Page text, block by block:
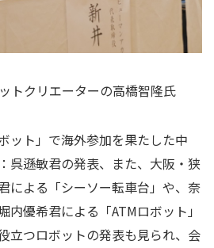
トクリエーターの高橋智隆氏
ット」で海外参加を果たした中
呉遜敏君の発表、また、大阪・狭
による「シーソー転車台」や、奈
内優希君による「ATMロボット」
立つロボットの発表も見られ、会